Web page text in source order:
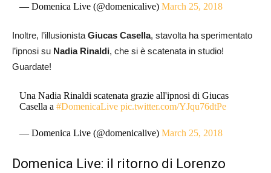
— Domenica Live (@domenicalive)March 25, 2018
Inoltre, l’illusionista Giucas Casella, stavolta ha sperimentato
l’ipnosi su Nadia Rinaldi, che si è scatenata in studio!
Guardate!
Una Nadia Rinaldi scatenata grazie all'ipnosi di Giucas
Casella a#DomenicaLive pic.twitter.com/YJqu76dtPe
— Domenica Live (@domenicalive)March 25, 2018
Domenica Live: il ritorno di Lorenzo